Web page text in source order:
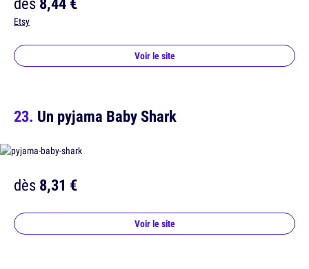
Etsy
Voir le site
Un pyjama Baby Shark
dès8,31 €
Voir le site